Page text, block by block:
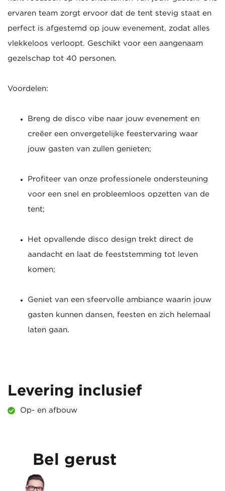
ervaren team zorgt ervoor dat de tent stevig staat en
perfect is afgestemd op jouw evenement, zodat alles
vlekkeloos verloopt. Geschikt voor een aangenaam
gezelschap tot 40 personen.
Voordelen:
Breng de disco vibe naar jouw evenement en
creëer een onvergetelijke feestervaring waar
jouw gasten van zullen genieten;
Profiteer van onze professionele ondersteuning
voor een snel en probleemloos opzetten van de
tent;
Het opvallende disco design trekt direct de
aandacht en laat de feeststemming tot leven
komen;
Geniet van een sfeervolle ambiance waarin jouw
gasten kunnen dansen, feesten en zich helemaal
laten gaan.
Levering inclusief
Op- en afbouw
Bel gerust